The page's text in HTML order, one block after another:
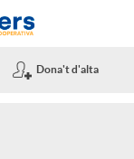
Dona't d'alta